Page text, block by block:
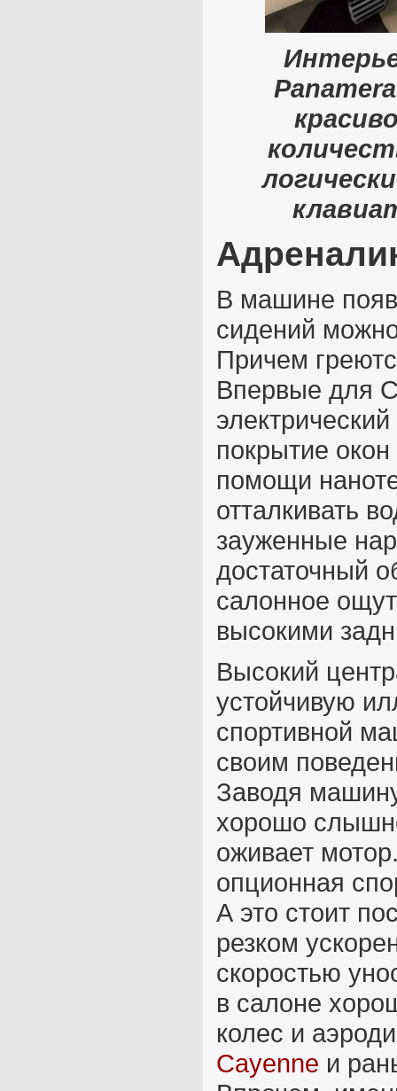
В машине
сидений
Причем
Впервые для
покрытие
помощи
отталкивать
зауженные
достаточный
салонное
высокими
Высокий
устойчивую
спортивной
своим
Заводя
хорошо
оживает
опционная
А это стоит
резком
скоростью
в салоне
колес и
Cayenne и